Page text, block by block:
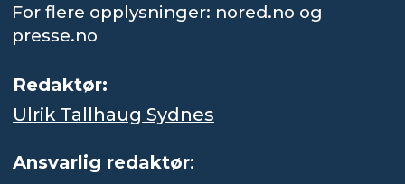
For flere opplysninger: nored.no og
presse.no
Redaktør:
Ulrik Tallhaug Sydnes
Ansvarlig redaktør: